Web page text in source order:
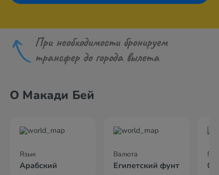
При необходимости бронируем
трансфер до города вылета
О Макади Бей
Язык
Арабский
Валюта
Египетский фунт